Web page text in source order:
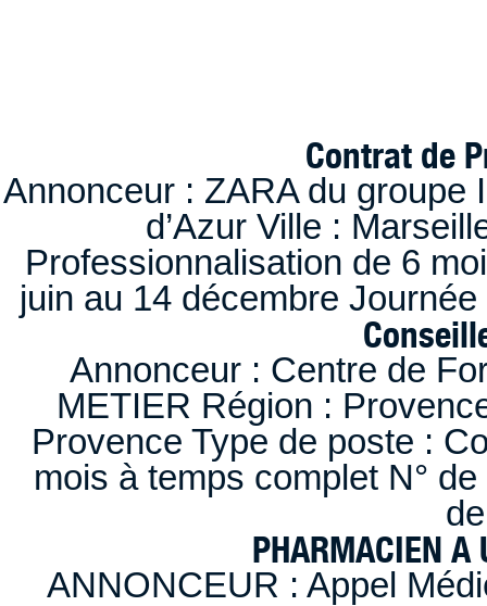
Contrat de
Annonceur : ZARA du
d’Azur Ville :
Professionnalisation de 6
juin au 14 décembre
Annonceur : Centre de
METIER Région :
Provence Type de poste :
mois à temps complet N°
PHARMACIEN A
ANNONCEUR : Appel